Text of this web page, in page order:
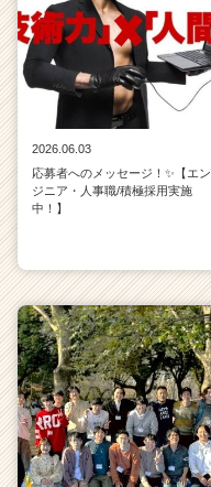
2026.06.03
応募者へのメッセージ！✨【エン
ジニア・人事職/積極採用実施
中！】